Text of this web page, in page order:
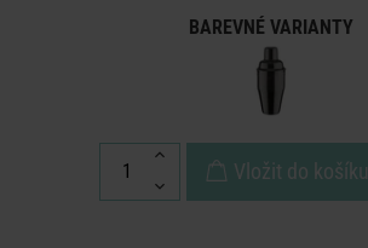
BAREVNÉ VARIANTY
Vložit do košíku